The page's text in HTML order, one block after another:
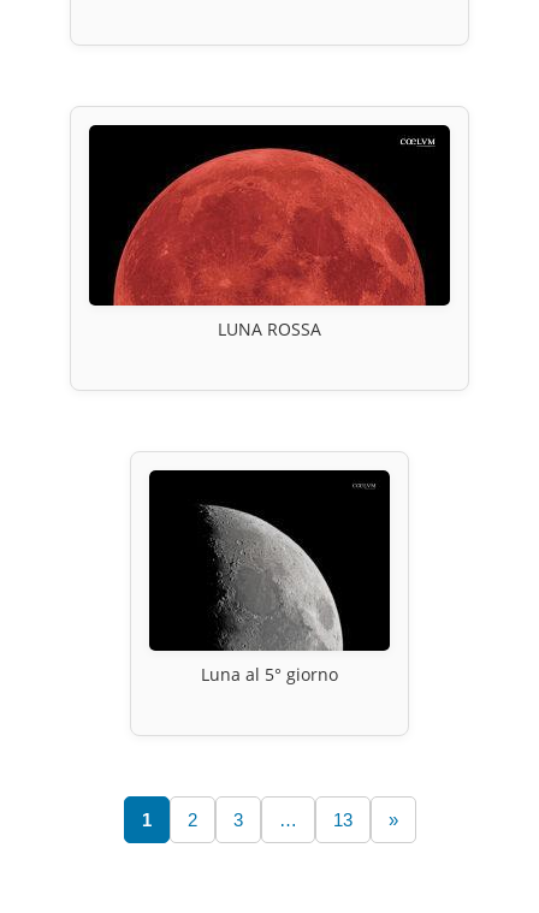
LUNA ROSSA
Luna al 5° giorno
1 2 3 … 13 »